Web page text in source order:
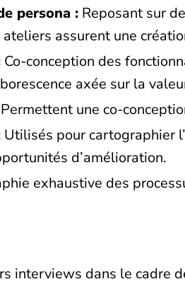
persona : Reposant sur
assurent une
Co-conception des
axée sur la
Permettent une co-
Utilisés pour cartographier
d’amélioration.
exhaustive des
interviews dans le cadre